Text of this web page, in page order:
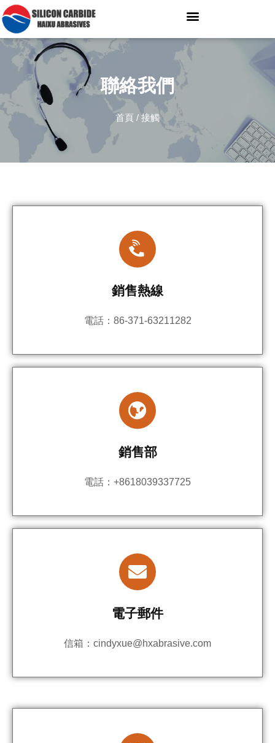
聯絡我們
首頁 / 接觸
銷售熱線
電話：86-371-63211282
銷售部
電話：+8618039337725
電子郵件
信箱： cindyxue@hxabrasive.com